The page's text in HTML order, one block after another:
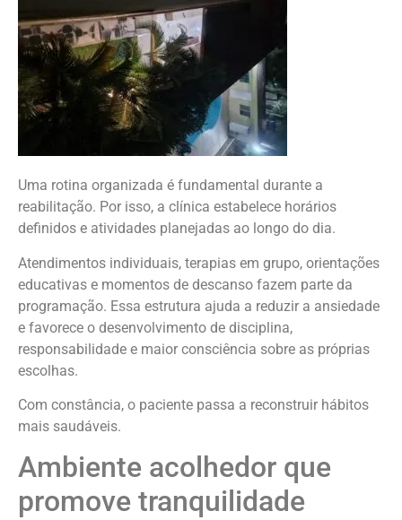
Uma rotina organizada é fundamental durante a
reabilitação. Por isso, a clínica estabelece horários
definidos e atividades planejadas ao longo do dia.
Atendimentos individuais, terapias em grupo, orientações
educativas e momentos de descanso fazem parte da
programação. Essa estrutura ajuda a reduzir a ansiedade
e favorece o desenvolvimento de disciplina,
responsabilidade e maior consciência sobre as próprias
escolhas.
Com constância, o paciente passa a reconstruir hábitos
mais saudáveis.
Ambiente acolhedor que
promove tranquilidade